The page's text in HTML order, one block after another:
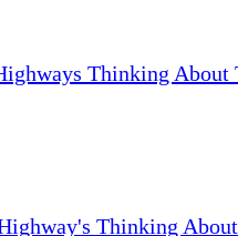
Thinking About
Thinking